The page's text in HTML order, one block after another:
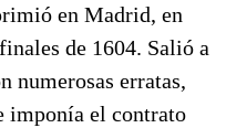
en Madrid, en
de 1604. Salió a
numerosas erratas,
imponía el contrato